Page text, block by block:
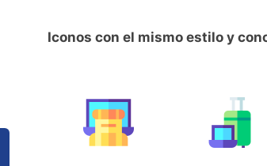
Iconos con el mismo estilo y